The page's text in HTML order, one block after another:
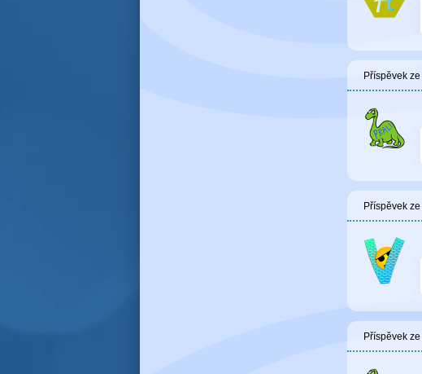
Příspěvek ze
Příspěvek ze
Příspěvek ze